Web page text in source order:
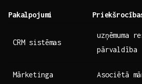
Pakalpojumi
CRM ‍sistēmas
uzņēmuma
pārvaldība
Mārketinga
Asociētā